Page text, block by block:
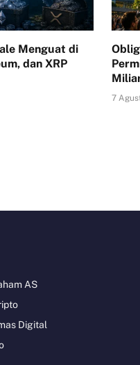
Menguat di
dan XRP
7
AS
Digital